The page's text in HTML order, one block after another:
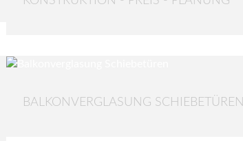
BALKONVERGLASUNG SCHIEBETÜREN